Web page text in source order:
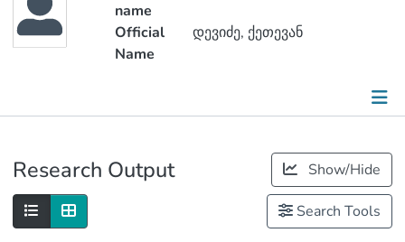
name
Official
Name
დევიძე, ქეთევან
Research Output Show/Hide
Search Tools